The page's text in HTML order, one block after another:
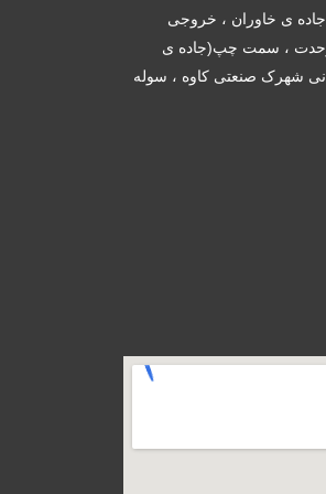
آدرس: تهران ، کیلومتر 12 جاده ی خاوران ، خروجی
وحدت ، سمت چپ(جاده ی
شهرک صنعتی کاوه ، سوله